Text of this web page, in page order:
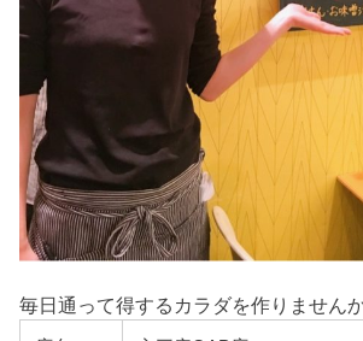
毎日通って得するカラダを作りません